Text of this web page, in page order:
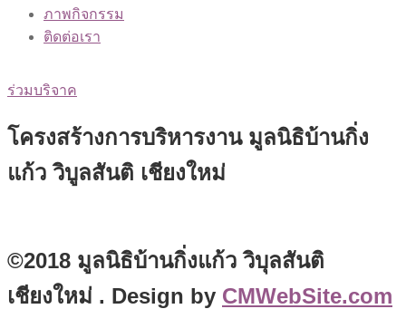
ภาพกิจกรรม
ติดต่อเรา
ร่วมบริจาค
โครงสร้างการบริหารงาน มูลนิธิบ้านกิ่ง
แก้ว วิบูลสันติ เชียงใหม่
©2018 มูลนิธิบ้านกิ่งแก้ว วิบุลสันติ
เชียงใหม่ . Design by CMWebSite.com